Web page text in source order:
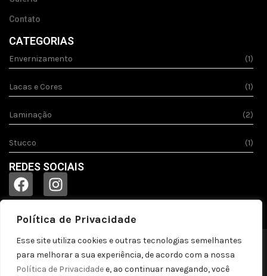
Política de Privacidade
Esse site utiliza cookies e outras tecnologias semelhantes
para melhorar a sua experiência, de acordo com a nossa
Política de Privacidadee, ao continuar navegando, você
Contato
CATEGORIAS
Envernizamento (1)
Lacas e Cores (1)
Laminação (2)
Stucco (1)
REDES SOCIAIS
© 2023
Todos os direitos reservados!
Política de privacidade